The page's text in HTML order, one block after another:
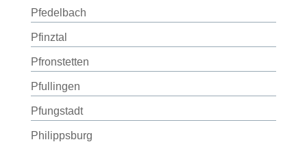
Pfedelbach
Pfinztal
Pfronstetten
Pfullingen
Pfungstadt
Philippsburg